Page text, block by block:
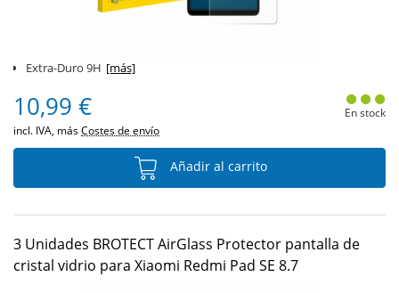
Extra-Duro 9H [más]
10,99 €
incl. IVA, másCostes de envío
En stock
Añadir al carrito
3 Unidades BROTECT AirGlass Protector pantalla de
cristal vidrio para Xiaomi Redmi Pad SE 8.7